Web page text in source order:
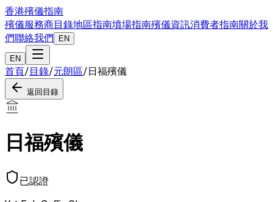
香港殯儀指南
殯儀服務商目錄地區指南墳場指南殯儀資訊消費者指南關於我
們聯絡我們 EN
EN
首頁/目錄/元朗區/日福殯儀
返回目錄
日福殯儀
已認證